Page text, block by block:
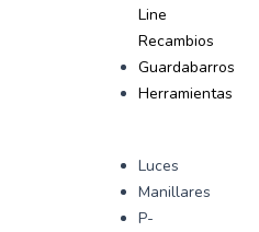
Line
Recambios
Guardabarros
Herramientas
Luces
Manillares
P-